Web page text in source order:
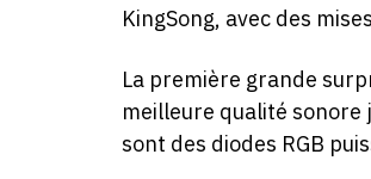
KingSong, avec des
La première grande
meilleure qualité sonore
sont des diodes RGB